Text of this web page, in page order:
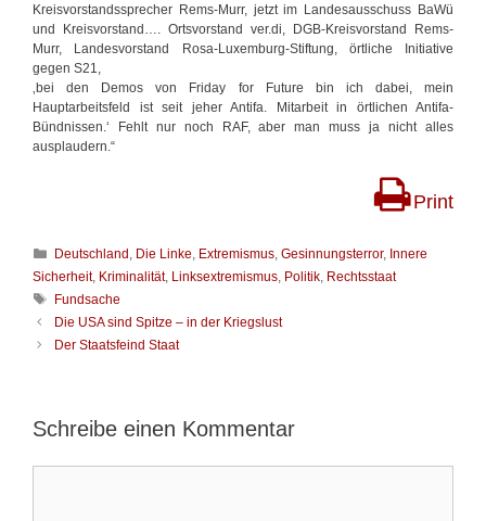
Kreisvorstandssprecher Rems-Murr, jetzt im Landesausschuss BaWü
und Kreisvorstand…. Ortsvorstand ver.di, DGB-Kreisvorstand Rems-
Murr, Landesvorstand Rosa-Luxemburg-Stiftung, örtliche Initiative
gegen S21,
‚bei den Demos von Friday for Future bin ich dabei, mein
Hauptarbeitsfeld ist seit jeher Antifa. Mitarbeit in örtlichen Antifa-
Bündnissen.‘ Fehlt nur noch RAF, aber man muss ja nicht alles
ausplaudern.“
Print
K
a
t
g
o
n
Deutschland , Die Linke, Extremismus,Gesinnungsterror, Innere
Sicherheit, Kriminalität, Linksextremismus, Politik, Rechtsstaat
S
c
h
ö
Fundsache
B
e
a
g
Die USA sind Spitze – in der Kriegslust
Der Staatsfeind Staat
Schreibe einen Kommentar